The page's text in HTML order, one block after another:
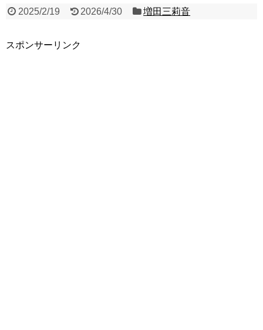
2025/2/19 2026/4/30 増田三莉音
スポンサーリンク